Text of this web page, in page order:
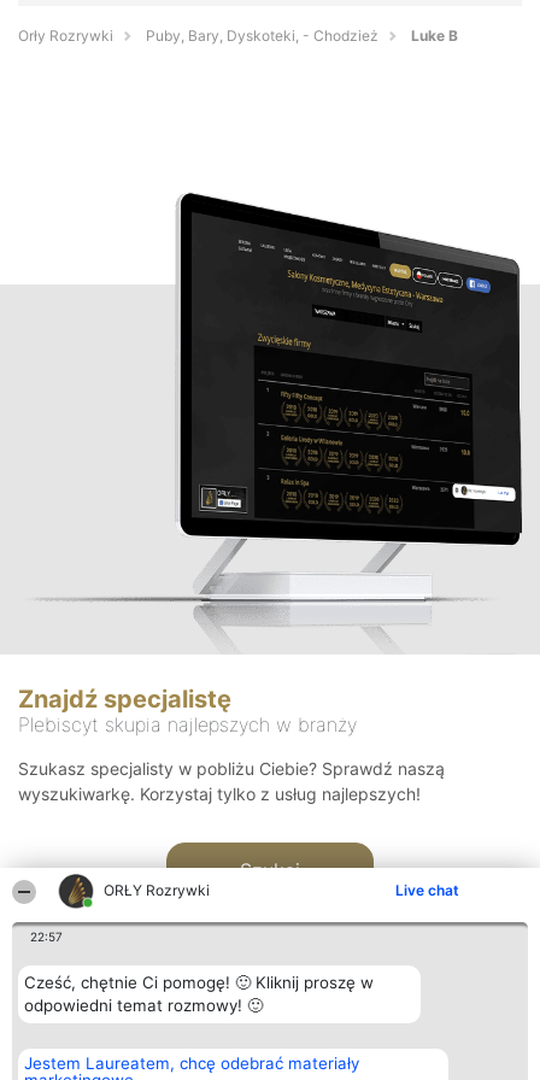
ORŁY Rozrywki Live chat
22:57
Cześć, chętnie Ci pomogę! 🙂 Kliknij proszę w
odpowiedni temat rozmowy! 🙂
Jestem Laureatem, chcę odebrać materiały
Orły Rozrywki Puby, Bary, Dyskoteki, - Chodzież Luke B
Znajdź specjalistę
Plebiscyt skupia najlepszych w branży
Szukasz specjalisty w pobliżu Ciebie? Sprawdź naszą
wyszukiwarkę. Korzystaj tylko z usług najlepszych!
Szukaj
Organizator plebiscytu
Bright Side Solutions sp. z o.
Plebiscyt
Laureaci
Kontakt
Kontakt